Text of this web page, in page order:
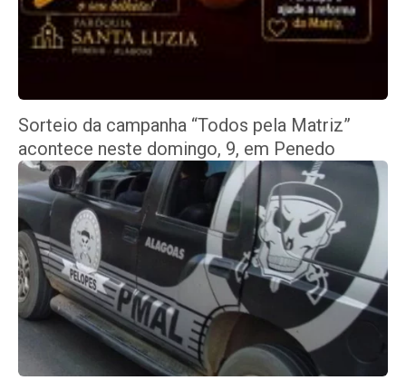
Sorteio da campanha “Todos pela Matriz”
acontece neste domingo, 9, em Penedo